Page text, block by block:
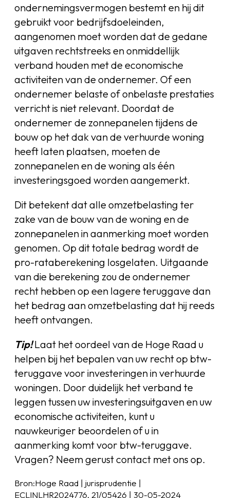
ondernemingsvermogen bestemt en hij dit
gebruikt voor bedrijfsdoeleinden,
aangenomen moet worden dat de gedane
uitgaven rechtstreeks en onmiddellijk
verband houden met de economische
activiteiten van de ondernemer. Of een
ondernemer belaste of onbelaste prestaties
verricht is niet relevant. Doordat de
ondernemer de zonnepanelen tijdens de
bouw op het dak van de verhuurde woning
heeft laten plaatsen, moeten de
zonnepanelen en de woning als één
investeringsgoed worden aangemerkt.
Dit betekent dat alle omzetbelasting ter
zake van de bouw van de woning en de
zonnepanelen in aanmerking moet worden
genomen. Op dit totale bedrag wordt de
pro-rataberekening losgelaten. Uitgaande
van die berekening zou de ondernemer
recht hebben op een lagere teruggave dan
het bedrag aan omzetbelasting dat hij reeds
heeft ontvangen.
Tip!Laat het oordeel van de Hoge Raad u
helpen bij het bepalen van uw recht op btw-
teruggave voor investeringen in verhuurde
woningen. Door duidelijk het verband te
leggen tussen uw investeringsuitgaven en uw
economische activiteiten, kunt u
nauwkeuriger beoordelen of u in
aanmerking komt voor btw-teruggave.
Vragen? Neem gerust contact met ons op.
Bron:Hoge Raad | jurisprudentie |
ECLINLHR2024776, 21/05426 | 30-05-2024